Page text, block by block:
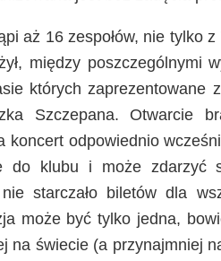
aż 16 zespołów, nie tylko
między poszczególnymi
których zaprezentowane
Szczepana. Otwarcie
koncert odpowiednio
do klubu i może zdarzyć
nie starczało biletów dla
może być tylko jedna,
na świecie (a przynajmniej